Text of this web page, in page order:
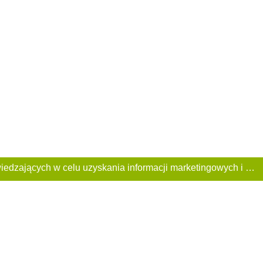
Ta Strona używa plików «cookies». Portal korzysta również z serwisu internetowego do zbierania danych technicznych o odwiedzających w celu uzyskania informacji marketingowych i statystycznych. Warunki przetwarzania danych odwiedzających Stronę, patrz: